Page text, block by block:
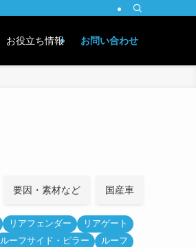
お役立ち情報 お問い合わせ
要因・素材など 国産車
リアフェンダー
リアゲート
ルーフサイド・ピラー
ルーフ